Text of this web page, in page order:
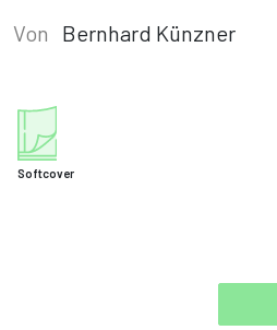
Von Bernhard Künzner
Softcover